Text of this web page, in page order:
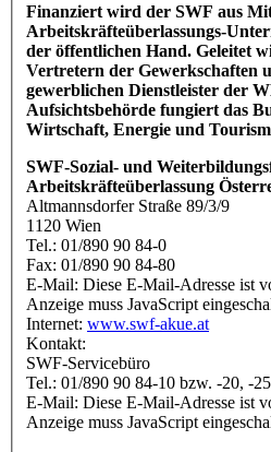
Finanziert wird der SWF aus
Arbeitskräfteüberlassungs-
der öffentlichen Hand. Geleitet
Vertretern der Gewerkschaften
gewerblichen Dienstleister der
Aufsichtsbehörde fungiert das
Wirtschaft, Energie und
SWF-Sozial- und
Arbeitskräfteüberlassung
Altmannsdorfer Straße 89/3/9
1120 Wien
Tel.: 01/890 90 84-0
Fax: 01/890 90 84-80
E-Mail: Diese E-Mail-Adresse ist
Anzeige muss JavaScript
Internet: www.swf-akue.at
Kontakt:
SWF-Servicebüro
Tel.: 01/890 90 84-10 bzw. -20, -
E-Mail: Diese E-Mail-Adresse ist
Anzeige muss JavaScript